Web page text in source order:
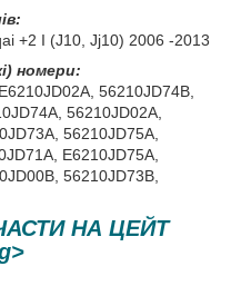
+2 I (J10, Jj10) 2006 -2013
номери:
56210JD74B,
56210JD02A,
56210JD75A,
E6210JD75A,
56210JD73B,
НА ЦЕЙТ